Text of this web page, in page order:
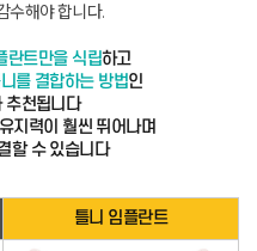
수해야 합니다.
란트만을 식립하고
를 결합하는 방법인
추천됩니다
지력이 훨씬 뛰어나며
할 수 있습니다
틀니 임플란트